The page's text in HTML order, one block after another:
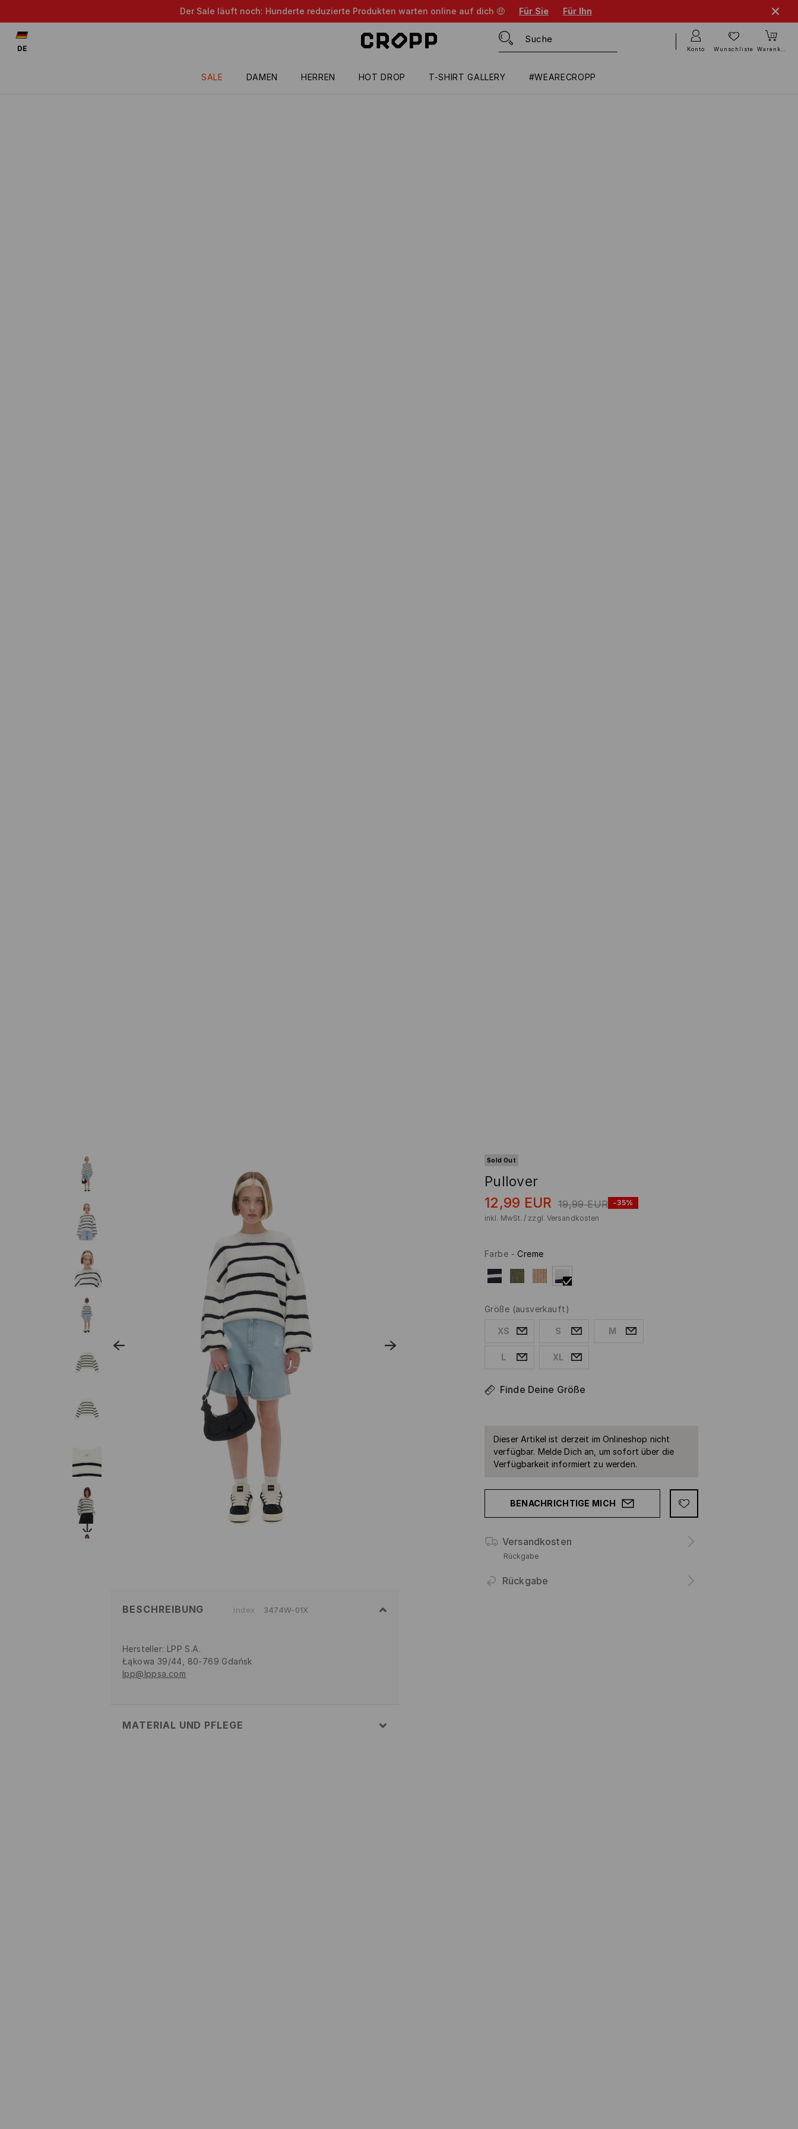
Der Sale läuft noch: Hunderte reduzierte Produkten warten online auf dich 🤑 Für Sie Für Ihn
SALE DAMEN HERREN HOT DROP T-SHIRT GALLERY #WEARECROPP
DE Konto Wunschliste Warenkorb
Sold Out
Pullover
12,99 EUR 19,99 EUR -35%
inkl. MwSt. / zzgl. Versandkosten
Farbe -Creme
Größe (ausverkauft)
XS S M
L XL
Finde Deine Größe
Dieser Artikel ist derzeit im Onlineshop nicht
verfügbar. Melde Dich an, um sofort über die
Verfügbarkeit informiert zu werden.
BENACHRICHTIGE MICH
Versandkosten
Rückgabe
Rückgabe
BESCHREIBUNG Index 3474W-01X
Hersteller: LPP S.A.
Łąkowa 39/44, 80-769 Gdańsk
lpp@lppsa.com
MATERIAL UND PFLEGE